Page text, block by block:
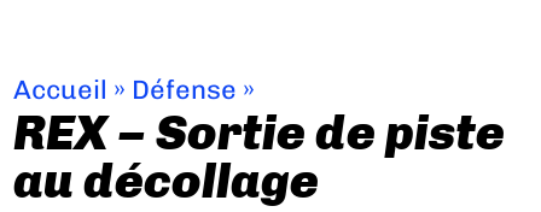
Accueil » Défense »
REX – Sortie de piste
au décollage